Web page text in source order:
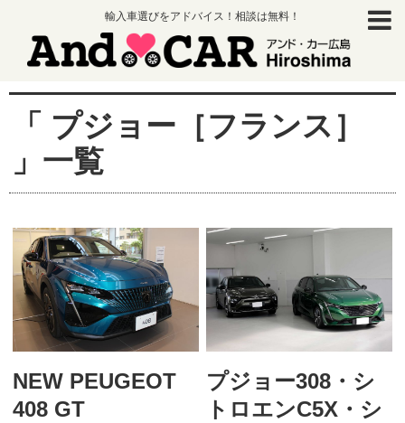
輸入車選びをアドバイス！相談は無料！
「 プジョー［フランス］
」一覧
NEW PEUGEOT
408 GT
プジョー308・シ
トロエンC5X・シ